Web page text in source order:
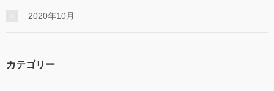
2020年10月
カテゴリー